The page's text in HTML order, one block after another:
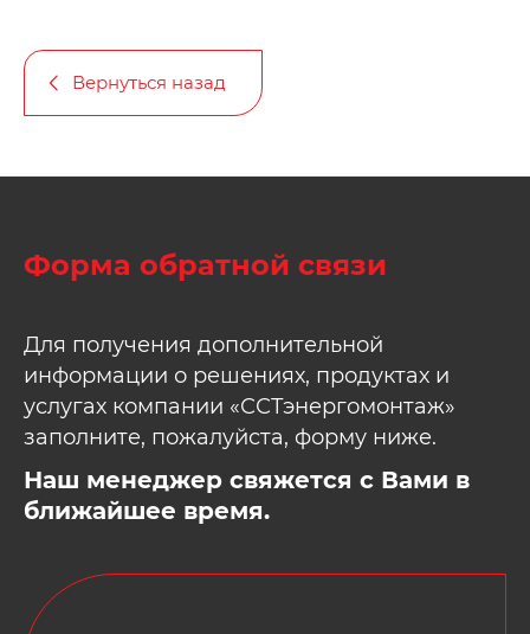
Вернуться назад
Форма обратной связи
Для получения дополнительной
информации о решениях, продуктах и
услугах компании «ССТэнергомонтаж»
заполните, пожалуйста, форму ниже.
Наш менеджер свяжется с Вами в
ближайшее время.